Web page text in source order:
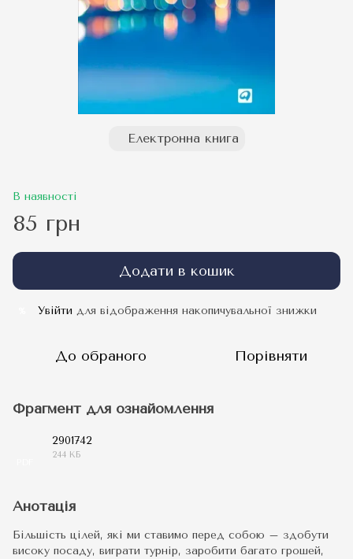
Електронна книга
В наявності
85 грн
Додати в кошик
Увійти для відображення накопичувальної знижки
До обраного Порівняти
Фрагмент для ознайомлення
2901742
244 КБ
Анотація
Більшість цілей, які ми ставимо перед собою – здобути
високу посаду, виграти турнір, заробити багато грошей,